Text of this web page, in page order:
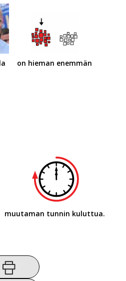
on hieman enemmän
muutaman tunnin kuluttua.